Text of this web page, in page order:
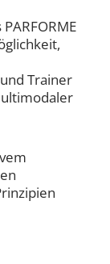
Trainer